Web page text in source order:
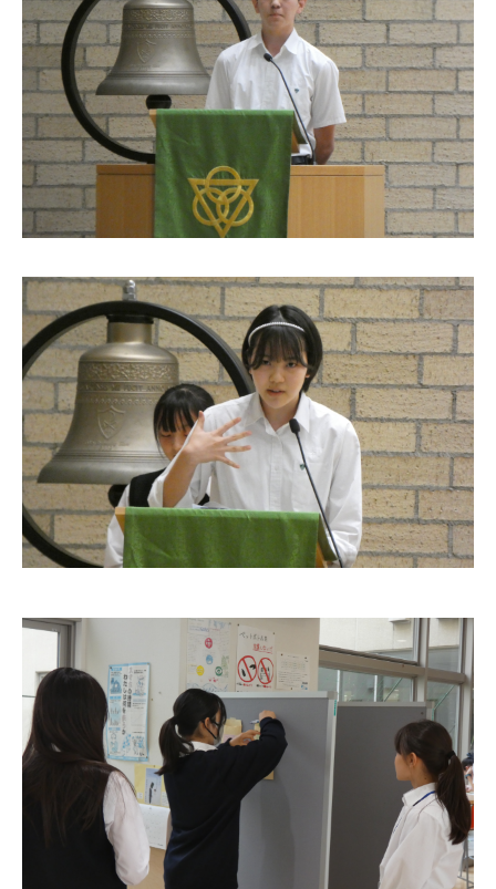
INFORMATION
総合案内
ニュース・トピック
お問い合わせ
キャンパスマップ
アクセスマップ
緊急・災害時の対応
ご支援をお考えの方へ
ENGLISHページ
個人情報保護への取り組み
採用情報
地の塩、世の光（スクールモットー）